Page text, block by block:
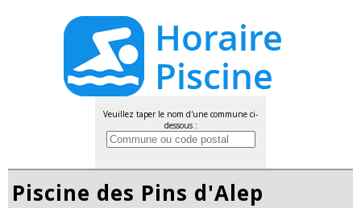
Veuillez taper le nom d'une commune ci-
dessous :
Piscine des Pins d'Alep